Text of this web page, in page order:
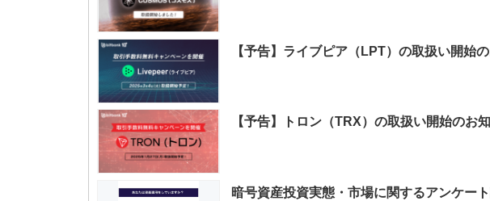
【予告】ライブピア（LPT）の取扱い開始
【予告】トロン（TRX）の取扱い開始のお
暗号資産投資実態・市場に関するアンケー